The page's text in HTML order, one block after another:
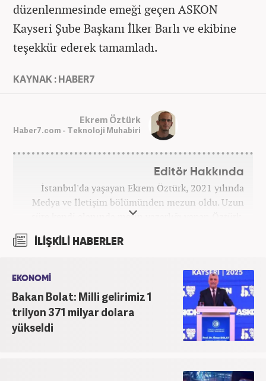
düzenlenmesinde emeği geçen ASKON
Kayseri Şube Başkanı İlker Barlı ve ekibine
teşekkür ederek tamamladı.
KAYNAK : HABER7
Ekrem Öztürk
Haber7.com - Teknoloji Muhabiri
Editör Hakkında
İstanbul'da yaşayan Ekrem Öztürk, 2021 yılında
Medya ve İletişim bölümünden mezun oldu. Uzun
süre kendi alanında metin yazarlığı yapan Öztürk,
şu an Haber7.com'da "Muhabir - Editör" olarak görev
yapmaktadır. Ayrıca günümüz insan ilişkilerinde
inanmakta ve bu değerleri meslek hayatında da ön
planda tutmaktadır.
İLİŞKİLİ HABERLER
EKONOMİ
Bakan Bolat: Milli gelirimiz 1
trilyon 371 milyar dolara
yükseldi